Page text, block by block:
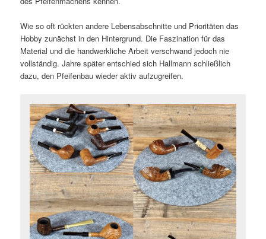
Wie so oft rückten andere Lebensabschnitte und Prioritäten das
Hobby zunächst in den Hintergrund. Die Faszination für das
Material und die handwerkliche Arbeit verschwand jedoch nie
vollständig. Jahre später entschied sich Hallmann schließlich
dazu, den Pfeifenbau wieder aktiv aufzugreifen.